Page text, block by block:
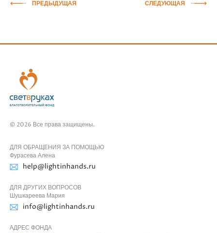
ПРЕДЫДУЩАЯ СЛЕДУЮЩАЯ
© 2026 Все права защищены.
ДЛЯ ОБРАЩЕНИЯ ЗА ПОМОЩЬЮ
Фурасева Алена
help@lightinhands.ru
ДЛЯ ДРУГИХ ВОПРОСОВ
Шушкареева Мария
info@lightinhands.ru
АДРЕС ФОНДА